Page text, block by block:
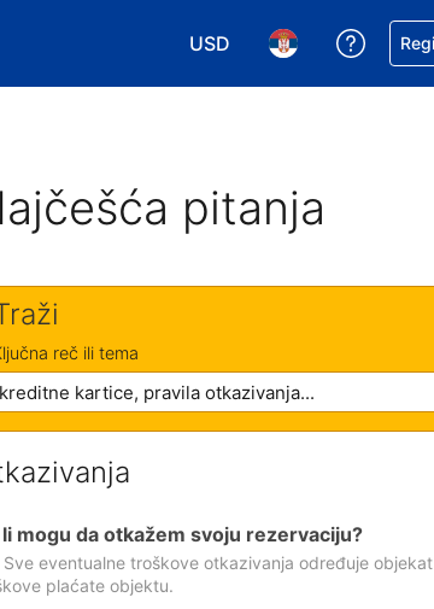
USD
Izaberite valutu. Vaša
Izaberite jezik.
pitanja
reč ili tema
li mogu da otkažem svoju rezervaciju?
Sve eventualne troškove otkazivanja određuje
plaćate objektu.